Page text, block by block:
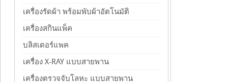
เครื่องรัดผ้า พร้อมพับผ้าอัตโนมัติ
เครื่องสกินแพ็ค
บลิสเตอร์แพค
เครื่อง X-RAY แบบสายพาน
เครื่องตรวจจับโลหะ แบบสายพาน